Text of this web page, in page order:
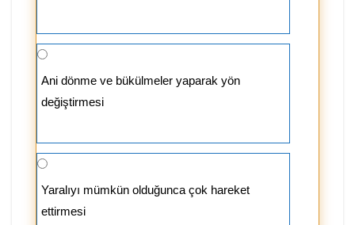
Ani dönme ve bükülmeler yaparak yön
değiştirmesi
Yaralıyı mümkün olduğunca çok hareket
ettirmesi